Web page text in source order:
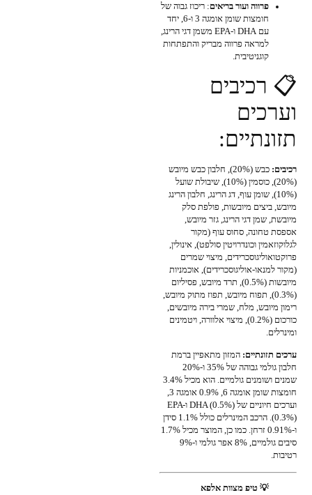
פרווה ועור בריאים: ריכוז גבוה של
חומצות שומן אומגה 3 ו-6, יחד
עם DHA ו-EPA משמן דגי הרינג,
למראה פרווה מבריק והתפתחות
קוגניטיבית.
📋 רכיבים
וערכים
תזונתיים:
רכיבים:
כבש (20%), חלבון כבש מיובש
(20%), כוסמין (10%), שיבולת שועל
(10%), שומן עוף, דג הרינג, חלבון הרינג
מיובש, ביצים מיובשות, פולפת סלק
מיובשת, שמן דגי הרינג, גזר מיובש,
אספסת טחונה, סחוס עוף (מקור
לגלוקוזאמין וכונדרויטין סולפט), אינולין,
פרוקטואוליגוסכרידים, מיצוי שמרים
(מקור למנאו-אוליגוסכרידים), אוכמניות
מיובשות (0.5%), תרד מיובש, פסיליום
(0.3%), תפוח מיובש, תפוז מתוק מיובש,
רימון מיובש, מלח, שמרי בירה מיובשים,
כורכום (0.2%), מיצוי אלוורה, ויטמינים
ומינרלים.
ערכים תזונתיים: המזון מתאפיין ברמת
חלבון גולמי גבוהה של 35% ו-20%
שמנים ושומנים גולמיים. הוא מכיל 3.4%
חומצות שומן אומגה 6, 0.9% אומגה 3,
וערכים חיוניים של DHA (0.5%) ו-EPA
(0.3%). הרכב המינרלים כולל 1.1% סידן
ו-0.91% זרחן. כמו כן, המוצר מכיל 1.7%
סיבים גולמיים, 8% אפר גולמי ו-9%
רטיבות.
💡 טיפ מצוות אלפא